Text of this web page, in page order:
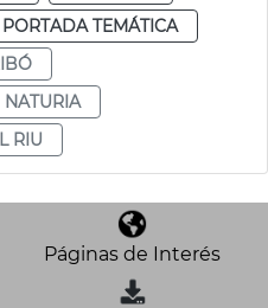
TEMÁTICA
NATURIA
RIU
Páginas de Interés